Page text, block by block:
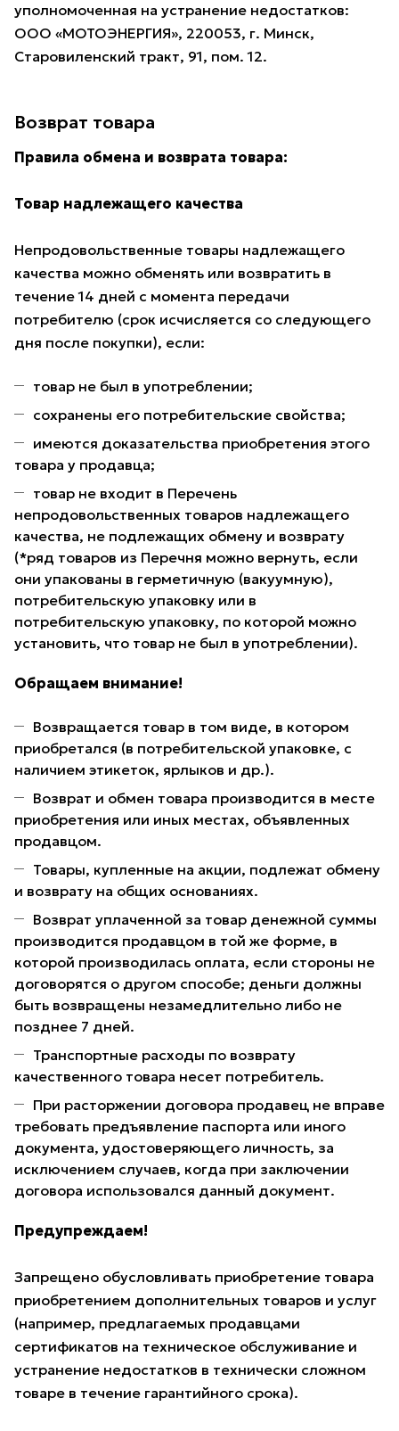
уполномоченная на устранение недостатков:
ООО «МОТОЭНЕРГИЯ», 220053, г. Минск,
Старовиленский тракт, 91, пом. 12.
Возврат товара
Правила обмена и возврата товара:
Товар надлежащего качества
Непродовольственные товары надлежащего
качества можно обменять или возвратить в
течение 14 дней с момента передачи
потребителю (срок исчисляется со следующего
дня после покупки), если:
товар не был в употреблении;
сохранены его потребительские свойства;
имеются доказательства приобретения этого
товара у продавца;
товар не входит в Перечень
непродовольственных товаров надлежащего
качества, не подлежащих обмену и возврату
(*ряд товаров из Перечня можно вернуть, если
они упакованы в герметичную (вакуумную),
потребительскую упаковку или в
потребительскую упаковку, по которой можно
установить, что товар не был в употреблении).
Обращаем внимание!
Возвращается товар в том виде, в котором
приобретался (в потребительской упаковке, с
наличием этикеток, ярлыков и др.).
Возврат и обмен товара производится в месте
приобретения или иных местах, объявленных
продавцом.
Товары, купленные на акции, подлежат обмену
и возврату на общих основаниях.
Возврат уплаченной за товар денежной суммы
производится продавцом в той же форме, в
которой производилась оплата, если стороны не
договорятся о другом способе; деньги должны
быть возвращены незамедлительно либо не
позднее 7 дней.
Транспортные расходы по возврату
качественного товара несет потребитель.
При расторжении договора продавец не вправе
требовать предъявление паспорта или иного
документа, удостоверяющего личность, за
исключением случаев, когда при заключении
договора использовался данный документ.
Предупреждаем!
Запрещено обусловливать приобретение товара
приобретением дополнительных товаров и услуг
(например, предлагаемых продавцами
сертификатов на техническое обслуживание и
устранение недостатков в технически сложном
товаре в течение гарантийного срока).